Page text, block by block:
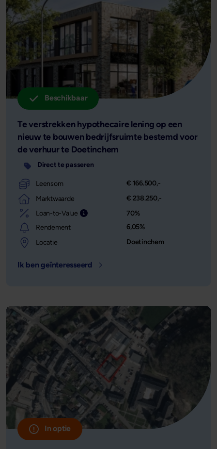
Beschikbaar
Te verstrekken hypothecaire lening op een
nieuw te bouwen bedrijfsruimte bestemd voor
de verhuur te Doetinchem
Direct te passeren
Leensom
€ 166.500,-
Marktwaarde
€ 238.250,-
Loan-to-Value
Leensom afgezet tegen de waarde van
70%
Rendement
6,05%
Locatie
Doetinchem
Ik ben geïnteresseerd - Locatie: Doetinchem - Leensom:
In optie